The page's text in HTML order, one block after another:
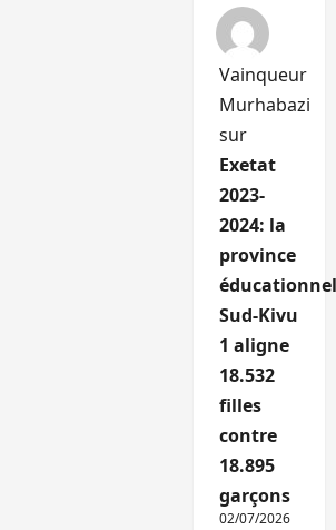
Vainqueur
Murhabazi
sur
Exetat
2023-
2024: la
province
Sud-Kivu
1 aligne
18.532
filles
contre
18.895
garçons
02/07/2026